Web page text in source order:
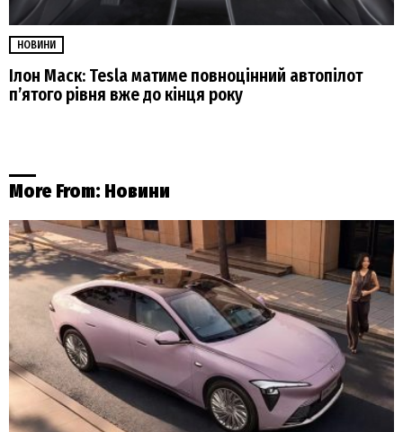
НОВИНИ
Ілон Маск: Tesla матиме повноцінний автопілот
п’ятого рівня вже до кінця року
More From: Новини